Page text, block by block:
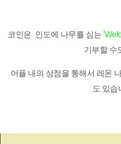
코인은 인도에 나무를 심는
기부할 수
어플 내의 상점을 통해서 레몬
도 있습